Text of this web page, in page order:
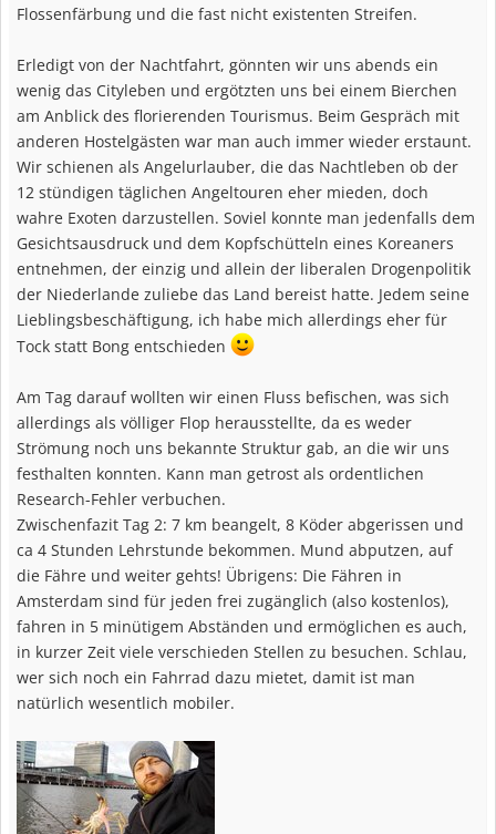
Flossenfärbung und die fast nicht existenten Streifen.
Erledigt von der Nachtfahrt, gönnten wir uns abends ein
wenig das Cityleben und ergötzten uns bei einem Bierchen
am Anblick des florierenden Tourismus. Beim Gespräch mit
anderen Hostelgästen war man auch immer wieder erstaunt.
Wir schienen als Angelurlauber, die das Nachtleben ob der
12 stündigen täglichen Angeltouren eher mieden, doch
wahre Exoten darzustellen. Soviel konnte man jedenfalls dem
Gesichtsausdruck und dem Kopfschütteln eines Koreaners
entnehmen, der einzig und allein der liberalen Drogenpolitik
der Niederlande zuliebe das Land bereist hatte. Jedem seine
Lieblingsbeschäftigung, ich habe mich allerdings eher für
Tock statt Bong entschieden
Am Tag darauf wollten wir einen Fluss befischen, was sich
allerdings als völliger Flop herausstellte, da es weder
Strömung noch uns bekannte Struktur gab, an die wir uns
festhalten konnten. Kann man getrost als ordentlichen
Research-Fehler verbuchen.
Zwischenfazit Tag 2: 7 km beangelt, 8 Köder abgerissen und
ca 4 Stunden Lehrstunde bekommen. Mund abputzen, auf
die Fähre und weiter gehts! Übrigens: Die Fähren in
Amsterdam sind für jeden frei zugänglich (also kostenlos),
fahren in 5 minütigem Abständen und ermöglichen es auch,
in kurzer Zeit viele verschieden Stellen zu besuchen. Schlau,
wer sich noch ein Fahrrad dazu mietet, damit ist man
natürlich wesentlich mobiler.